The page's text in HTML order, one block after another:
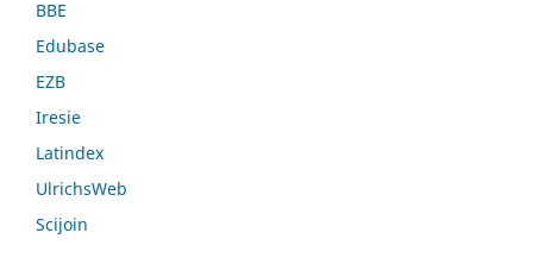
BBE
Edubase
EZB
Iresie
Latindex
UlrichsWeb
Scijoin